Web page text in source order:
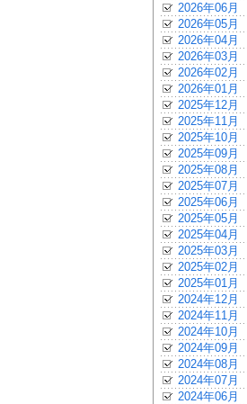
2026年06月
2026年05月
2026年04月
2026年03月
2026年02月
2026年01月
2025年12月
2025年11月
2025年10月
2025年09月
2025年08月
2025年07月
2025年06月
2025年05月
2025年04月
2025年03月
2025年02月
2025年01月
2024年12月
2024年11月
2024年10月
2024年09月
2024年08月
2024年07月
2024年06月